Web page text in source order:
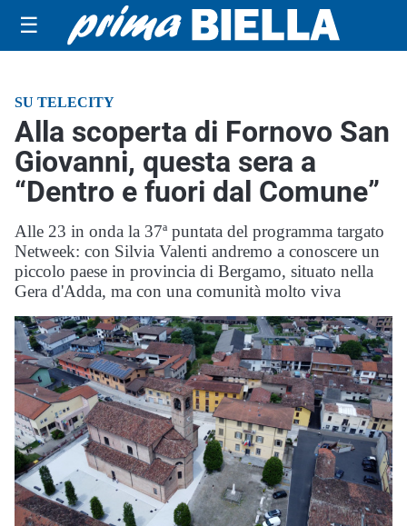
☰
SU TELECITY
Alla scoperta di Fornovo San
Giovanni, questa sera a
“Dentro e fuori dal Comune”
Alle 23 in onda la 37ª puntata del programma targato
Netweek: con Silvia Valenti andremo a conoscere un
piccolo paese in provincia di Bergamo, situato nella
Gera d'Adda, ma con una comunità molto viva